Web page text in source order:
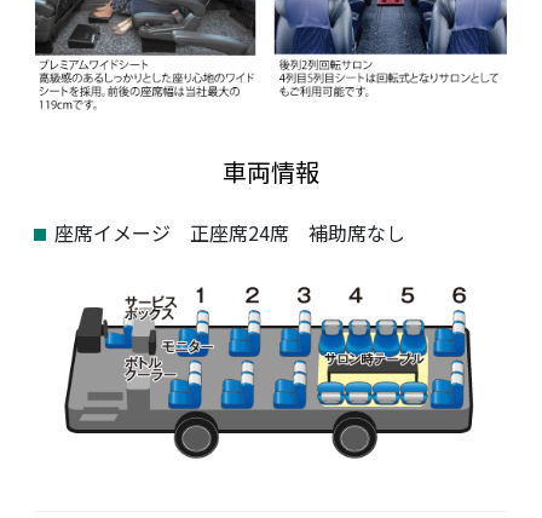
車両情報
座席イメージ 正座席24席 補助席なし